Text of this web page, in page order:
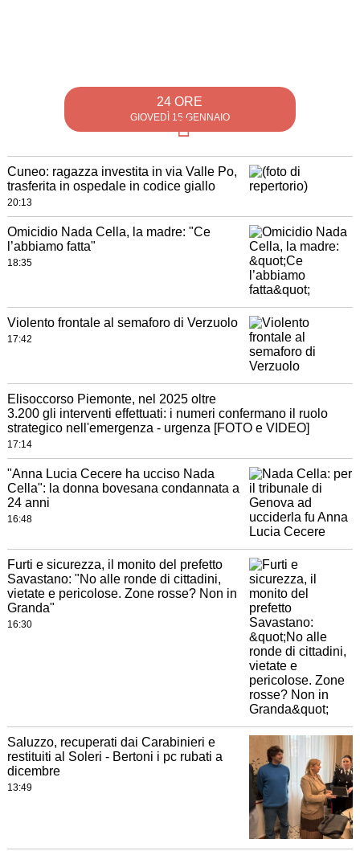
24 ORE
GIOVEDÌ 15 GENNAIO
Cuneo: ragazza investita in via Valle Po,
trasferita in ospedale in codice giallo
20:13
Omicidio Nada Cella, la madre: "Ce
l’abbiamo fatta"
18:35
Violento frontale al semaforo di Verzuolo
17:42
Elisoccorso Piemonte, nel 2025 oltre
3.200 gli interventi effettuati: i numeri confermano il ruolo
strategico nell'emergenza - urgenza [FOTO e VIDEO]
17:14
"Anna Lucia Cecere ha ucciso Nada
Cella": la donna bovesana condannata a
24 anni
16:48
Furti e sicurezza, il monito del prefetto
Savastano: "No alle ronde di cittadini,
vietate e pericolose. Zone rosse? Non in
Granda"
16:30
Saluzzo, recuperati dai Carabinieri e
restituiti al Soleri - Bertoni i pc rubati a
dicembre
13:49